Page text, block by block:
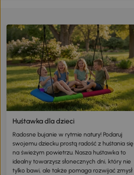
Huśtawka dla dzieci
Radosne bujanie w rytmie natury! Podaruj
swojemu dziecku prostą radość z huśtania się
na świeżym powietrzu. Nasza huśtawka to
idealny towarzysz słonecznych dni, który nie
tylko bawi, ale także pomaga rozwijać zmysł